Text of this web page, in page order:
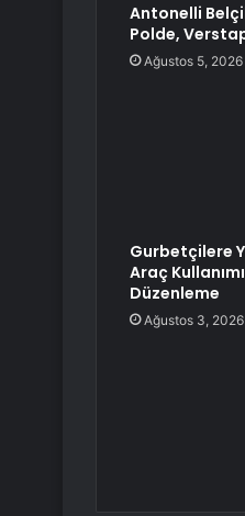
Antonelli
Polde,
Ağustos 5, 2026
Gurbetçilere
Araç
Düzenleme
Ağustos 3, 2026